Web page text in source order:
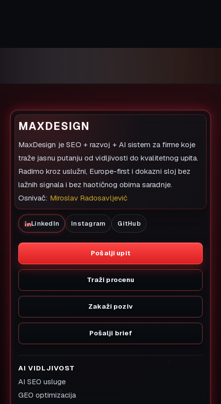
MAXDESIGN
MaxDesign je SEO + razvoj + AI sistem za firme koje
traže jasnu putanju od vidljivosti do kvalitetnog upita.
Radimo kroz uslužni, Europe-first i dokazni sloj bez
lažnih signala i bez haotičnog obima saradnje.
Osnivač: Miroslav Radosavljević
LinkedIn Instagram GitHub
Pošalji upit
Traži procenu
Zakaži poziv
Pošalji brief
AI VIDLJIVOST
AI SEO usluge
GEO optimizacija